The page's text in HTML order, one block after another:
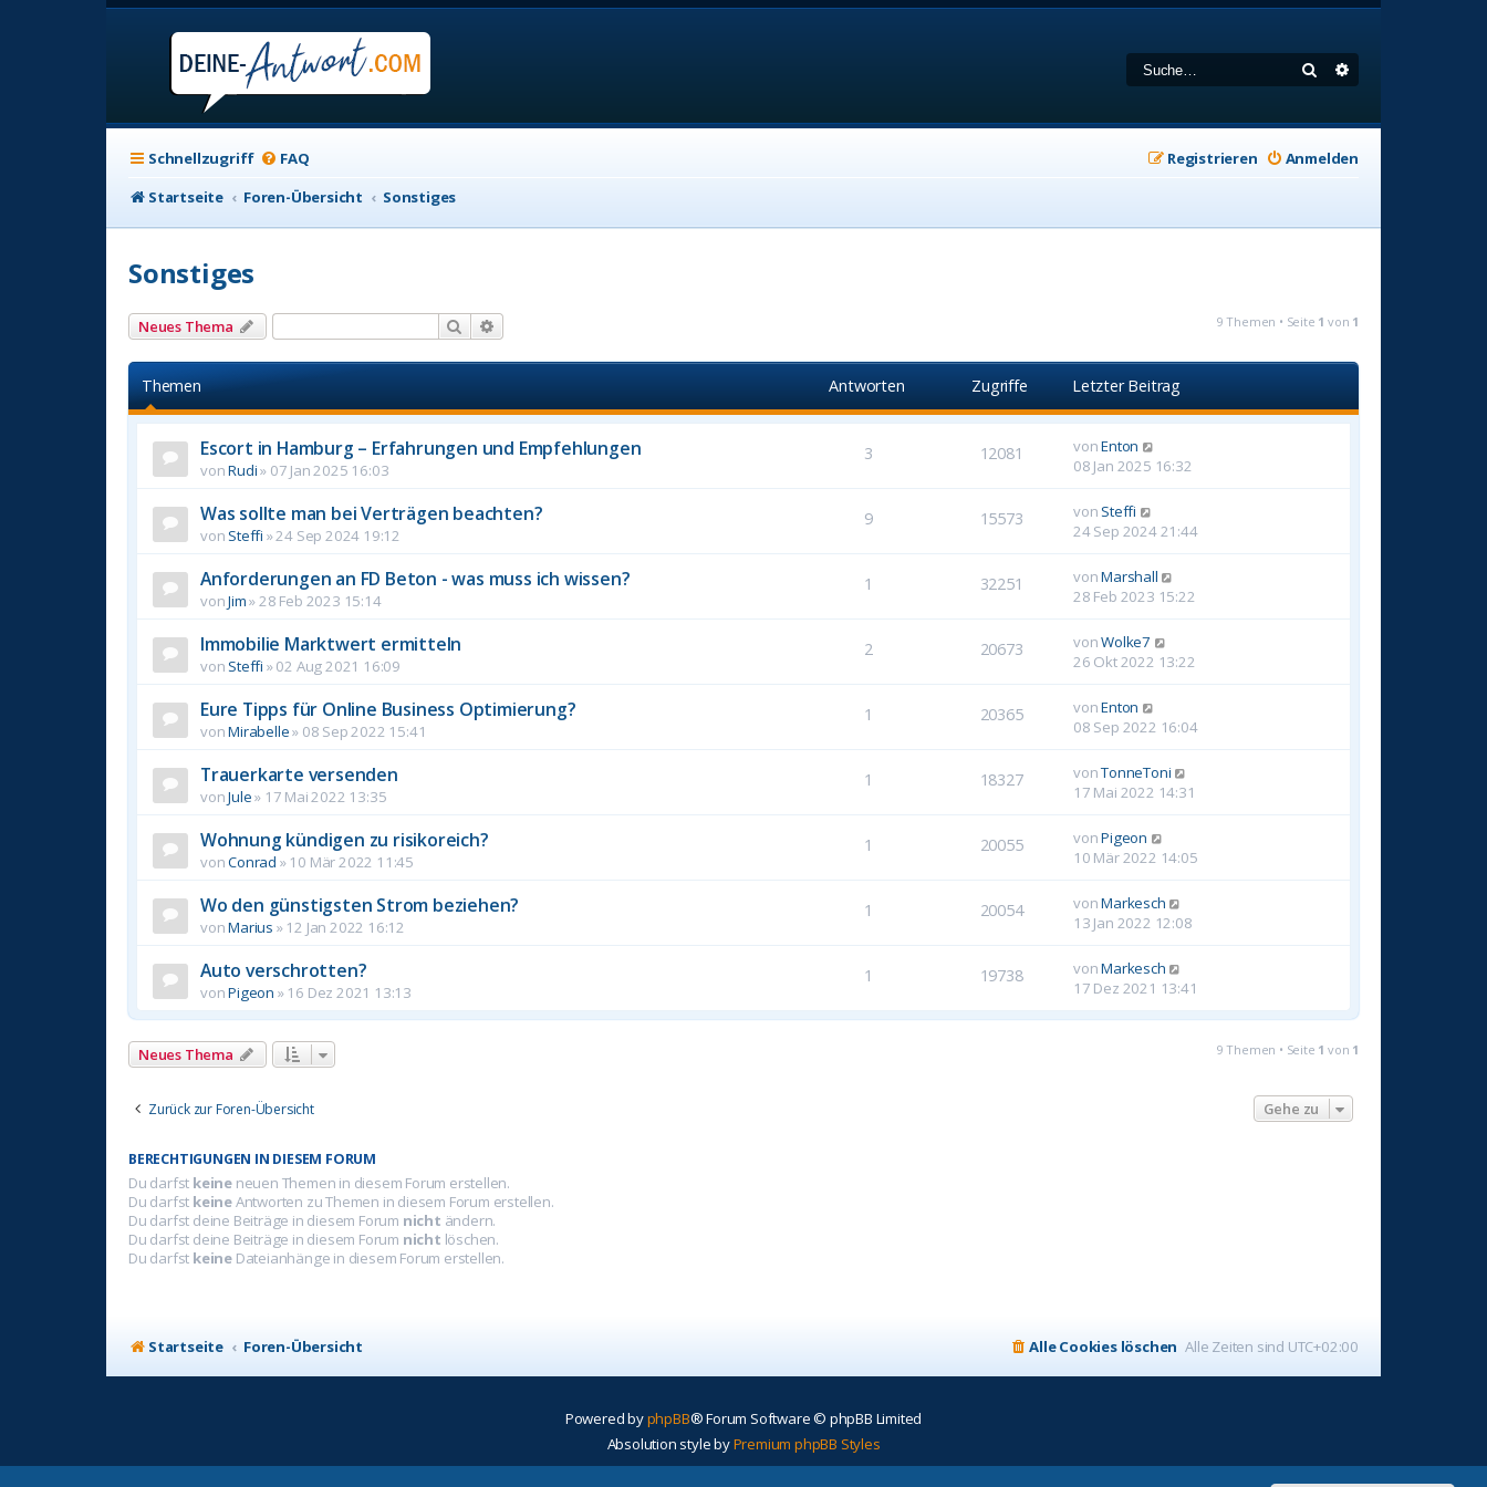
Suche
Schnellzugriff FAQ Anmelden
Registrieren
Startseite
Foren-Übersicht Sonstiges
Sonstiges
Neues Thema Suche 9 Themen • Seite 1 von 1
Themen Antworten Zugriffe Letzter Beitrag
Escort in Hamburg – Erfahrungen und Empfehlungen
vonRudi» 07 Jan 2025 16:03
3 12081 vonEnton
08 Jan 2025 16:32
Was sollte man bei Verträgen beachten?
von Steffi »24 Sep 2024 19:12
9 15573 von Steffi
24 Sep 2024 21:44
Anforderungen an FD Beton - was muss ich wissen?
vonJim»28 Feb 2023 15:14
1 32251 vonMarshall
28 Feb 2023 15:22
Immobilie Marktwert ermitteln
von Steffi »02 Aug 2021 16:09
2 20673 vonWolke7
26 Okt 2022 13:22
Eure Tipps für Online Business Optimierung?
vonMirabelle» 08 Sep 2022 15:41
1 20365 vonEnton
08 Sep 2022 16:04
Trauerkarte versenden
vonJule» 17 Mai 2022 13:35
1 18327 vonTonneToni
17 Mai 2022 14:31
Wohnung kündigen zu risikoreich?
vonConrad » 10 Mär 2022 11:45
1 20055 vonPigeon
10 Mär 2022 14:05
Wo den günstigsten Strom beziehen?
vonMarius » 12 Jan 2022 16:12
1 20054 vonMarkesch
13 Jan 2022 12:08
Auto verschrotten?
vonPigeon » 16 Dez 2021 13:13
1 19738 vonMarkesch
17 Dez 2021 13:41
Neues Thema 9 Themen • Seite 1 von 1
Zurück zur Foren-Übersicht Gehe zu
BERECHTIGUNGEN IN DIESEM FORUM
Du darfst keine neuen Themen in diesem Forum erstellen.
Du darfst keineAntworten zu Themen in diesem Forum erstellen.
Du darfst deine Beiträge in diesem Forum nicht ändern.
Du darfst deine Beiträge in diesem Forum nicht löschen.
Du darfst keine Dateianhänge in diesem Forum erstellen.
Startseite Foren-Übersicht Alle Zeiten sind UTC+02:00
Alle Cookies löschen
Powered byphpBB® Forum Software © phpBB Limited
Absolution style byPremium phpBB Styles